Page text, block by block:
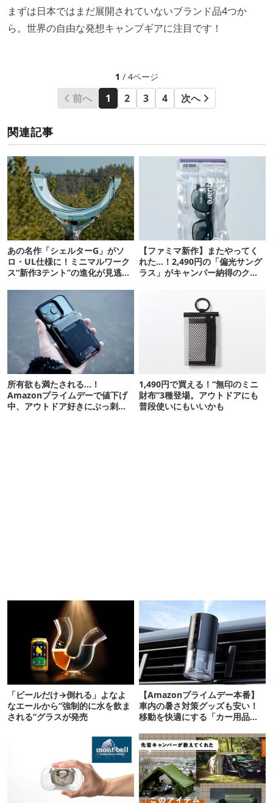
まずは日本ではまだ展開されていないブランド品4つか
ら。世界の自由な発想キャンプギアに注目です！
1 / 4ページ
前へ 1 2 3 4 次へ
関連記事
あの名作「シェルターG」がソ
ロ・UL仕様に！ミニマルワーク
ス“新作3テント”の進化が見逃せ
【ファミマ新作】またやってく
れた…！2,490円の「偏光サング
ラス」がキャンパー納得のクオ
所有欲も満たされる…！
Amazonプライムデーで値下げ
中、アウトドア好きにぶっ刺さ
1,490円で買える！“無印のミニ
財布”3種登場。アウトドアにも
普段使いにもいいかも
「ビールだけ→倒れる」よなよ
なエールから“強制的に水を飲ま
される”グラスが発売
【Amazonプライムデー本番】
車内の暑さ対策グッズも安い！
移動を快適にする「カー用品」